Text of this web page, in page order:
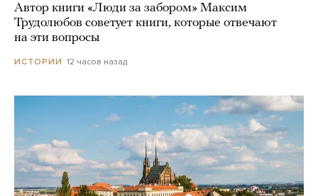
Автор книги «Люди за забором» Максим
Трудолюбов советует книги, которые отвечают
на эти вопросы
ИСТОРИИ 12 часов назад